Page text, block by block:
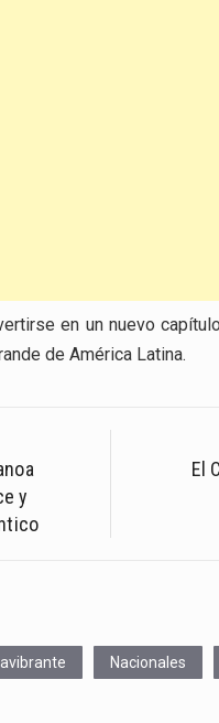
en un nuevo
de América Latina.
y
El
lavibrante Nacionales